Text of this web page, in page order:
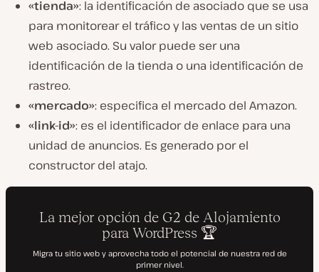
«tienda»: la identificación de asociado que se usa
para monitorear el tráfico y las ventas de un sitio
web asociado. Su valor puede ser una
identificación de la tienda o una identificación de
rastreo.
«mercado»: especifica el mercado del Amazon.
«link-id»: es el identificador de enlace para una
unidad de anuncios. Es generado por el
constructor del atajo.